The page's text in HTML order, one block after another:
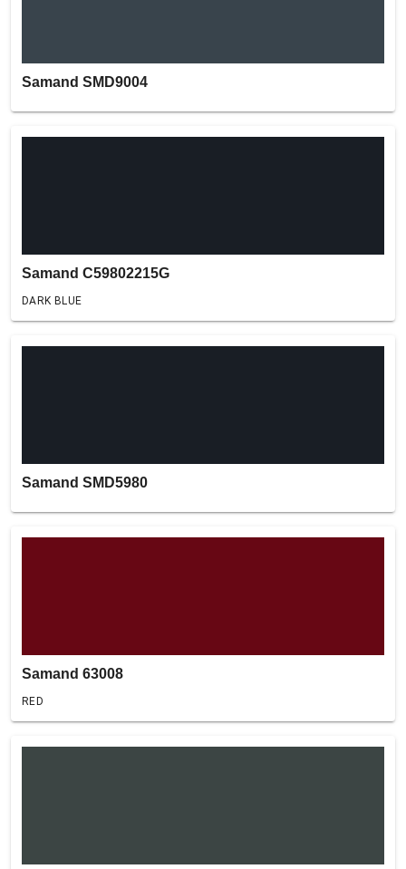
Samand SMD9004
Samand C59802215G
DARK BLUE
Samand SMD5980
Samand 63008
RED